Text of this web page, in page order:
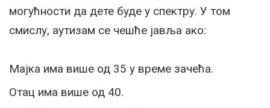
могућности да дете буде у спектру. У том
смислу, аутизам се чешће јавља ако:
Мајка има више од 35 у време зачећа.
Отац има више од 40.